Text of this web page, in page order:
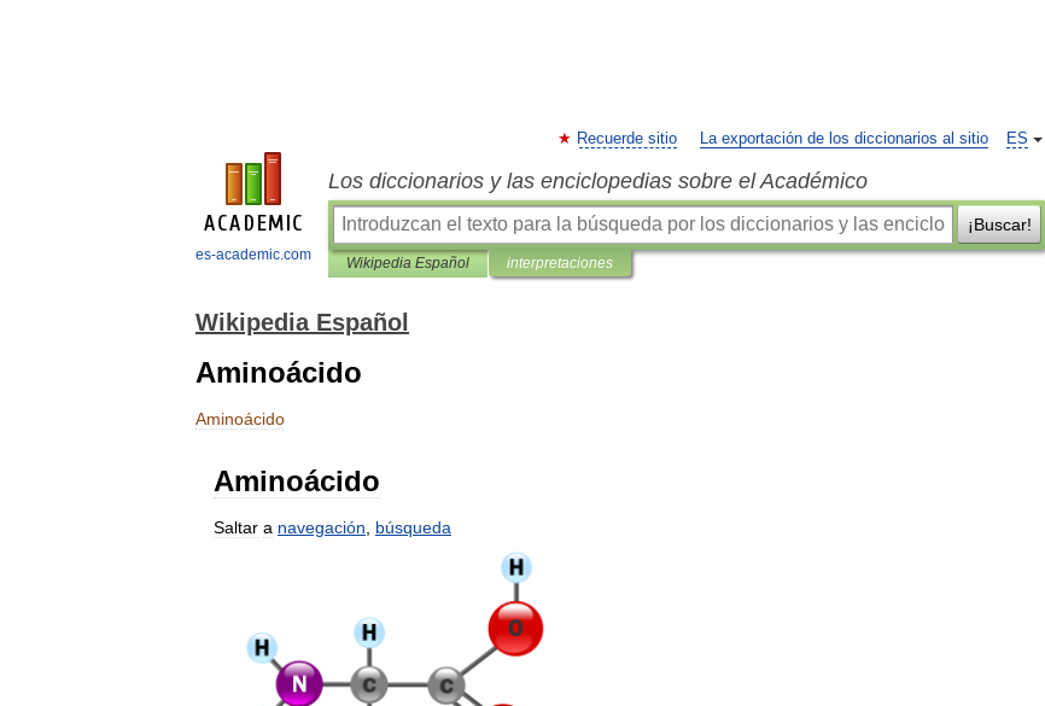
es-academic.com
ES
Recuerde sitio La exportación de los diccionarios al sitio
Los diccionarios y las enciclopedias sobre el Académico
¡Buscar!
Wikipedia Español interpretaciones
Wikipedia Español
Aminoácido
Aminoácido
Aminoácido
Saltar a navegación búsqueda